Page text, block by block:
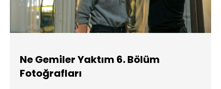
Ne Gemiler Yaktım 6. Bölüm
Fotoğrafları